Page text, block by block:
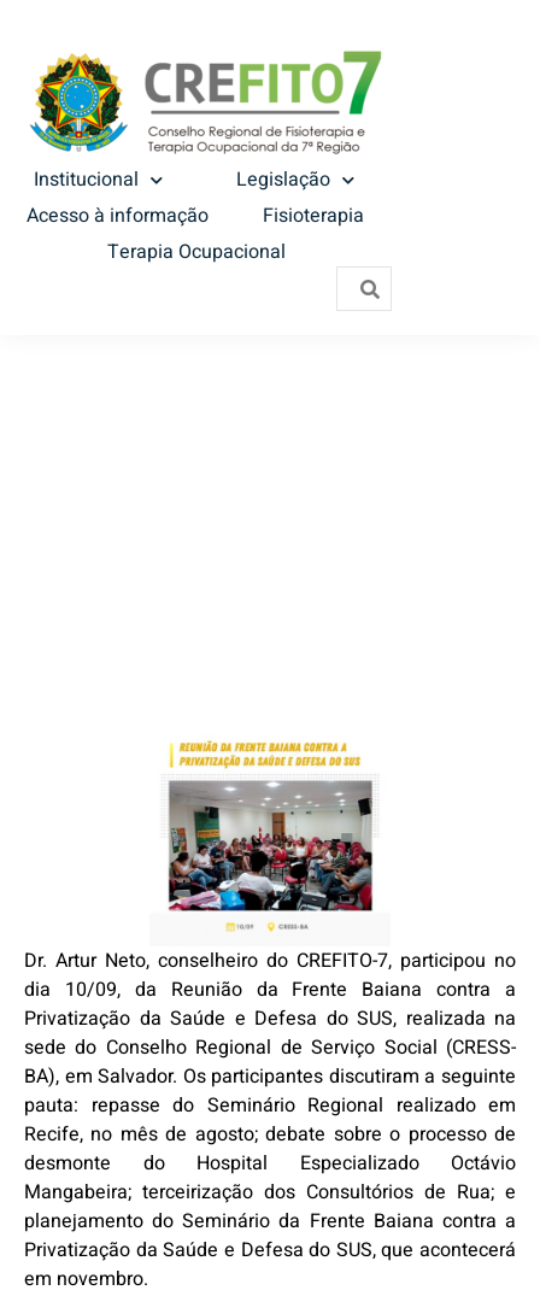
Institucional
Legislação
Acesso à informação
Fisioterapia
Terapia Ocupacional
Dr. Artur Neto, conselheiro do CREFITO-7, participou no
dia 10/09, da Reunião da Frente Baiana contra a
Privatização da Saúde e Defesa do SUS, realizada na
sede do Conselho Regional de Serviço Social (CRESS-
BA), em Salvador. Os participantes discutiram a seguinte
pauta: repasse do Seminário Regional realizado em
Recife, no mês de agosto; debate sobre o processo de
desmonte do Hospital Especializado Octávio
Mangabeira; terceirização dos Consultórios de Rua; e
planejamento do Seminário da Frente Baiana contra a
Privatização da Saúde e Defesa do SUS, que acontecerá
em novembro.